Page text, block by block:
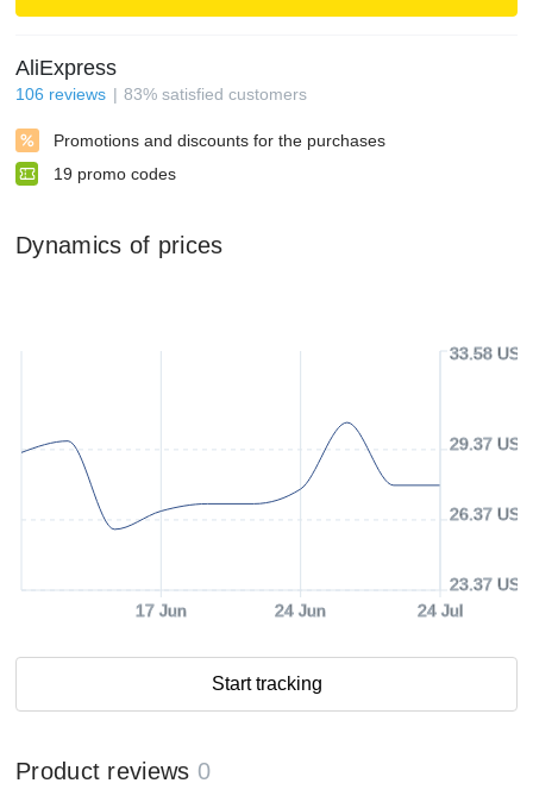
AliExpress
106 reviews 83% satisfied customers
Promotions and discounts for the purchases
19 promo codes
Dynamics of prices
17 Jun 24 Jun 24 Jul
23.37 USD
26.37 USD
29.37 USD
33.58 USD
Start tracking
Product reviews 0